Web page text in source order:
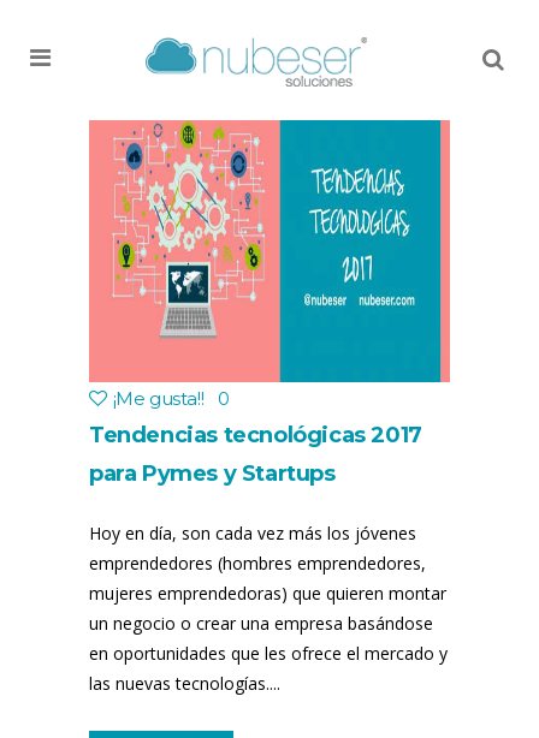
¡Me gusta!! 0
Tendencias tecnológicas 2017
para Pymes y Startups
Hoy en día, son cada vez más los jóvenes
emprendedores (hombres emprendedores,
mujeres emprendedoras) que quieren montar
un negocio o crear una empresa basándose
en oportunidades que les ofrece el mercado y
las nuevas tecnologías....